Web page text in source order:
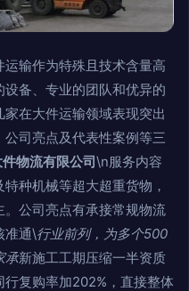
输作为特殊且技术含量高
备、专业的团队和优异的
在大件运输领域表现突出
司亮点及代表性案例等三
物流有限公司\n服务内容
种机械等超大超重货物，
公司亮点有承接常规物流
准通\行业前列，为多个500
承新施工工期压缩一半资质
复购率加202%，直接整体